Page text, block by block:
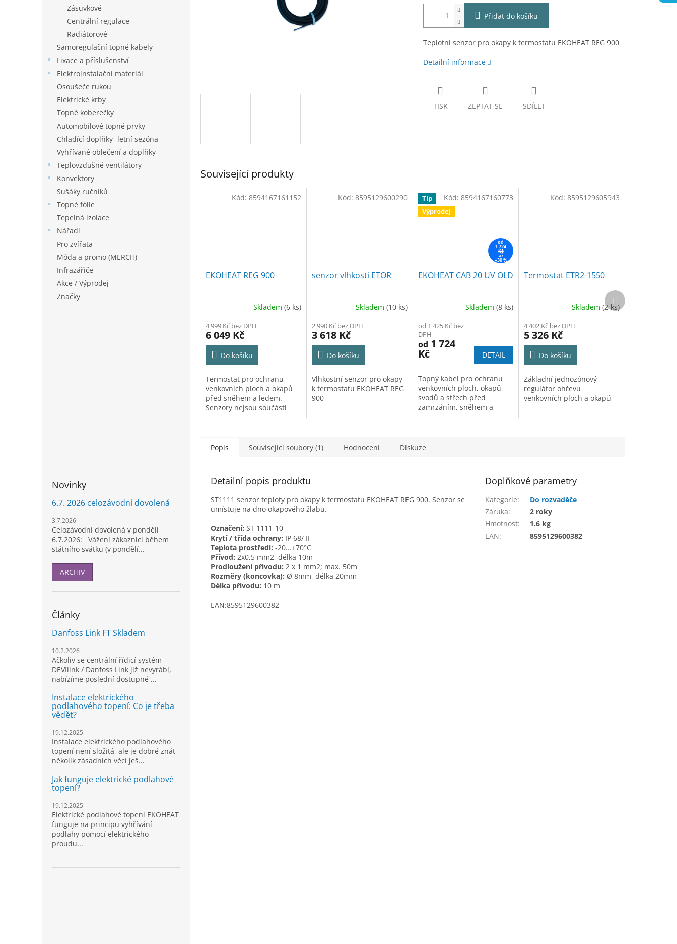
Zásuvkové
Centrální regulace
Radiátorové
Samoregulační topné kabely
Fixace a příslušenství
Elektroinstalační materiál
Osoušeče rukou
Elektrické krby
Topné koberečky
Automobilové topné prvky
Chladící doplňky- letní sezóna
Vyhřívané oblečení a doplňky
Teplovzdušné ventilátory
Konvektory
Sušáky ručníků
Topné fólie
Tepelná izolace
Nářadí
Pro zvířata
Móda a promo (MERCH)
Infrazářiče
Akce / Výprodej
Značky
Novinky
6.7. 2026 celozávodní dovolená
3.7.2026
Celozávodní dovolená v pondělí
6.7.2026: Vážení zákazníci během
státního svátku (v pondělí...
ARCHIV
Články
Danfoss Link FT Skladem
10.2.2026
Ačkoliv se centrální řídicí systém
DEVIlink / Danfoss Link již nevyrábí,
nabízíme poslední dostupné ...
Instalace elektrického
podlahového topení: Co je třeba
vědět?
19.12.2025
Instalace elektrického podlahového
topení není složitá, ale je dobré znát
několik zásadních věcí ješ...
Jak funguje elektrické podlahové
topení?
19.12.2025
Elektrické podlahové topení EKOHEAT
funguje na principu vyhřívání
podlahy pomocí elektrického
proudu...
Přidat do košíku
Teplotní senzor pro okapy k termostatu EKOHEAT REG 900
Detailní informace
TISK ZEPTAT SE SDÍLET
Související produkty
EKOHEAT REG 900
Skladem (6 ks)
4 999 Kč bez DPH
6 049 Kč
Do košíku
Termostat pro ochranu
venkovních ploch a okapů
před sněhem a ledem.
Senzory nejsou součástí
Kód: 8594167161152
senzor vlhkosti ETOR
Skladem (10 ks)
2 990 Kč bez DPH
3 618 Kč
Do košíku
Vlhkostní senzor pro okapy
k termostatu EKOHEAT REG
900
Kód: 8595129600290
Tip
Výprodej
od
1 724
Kč
až
–30 %
EKOHEAT CAB 20 UV OLD
Skladem(8 ks)
od 1 425 Kč bez
DPH
od 1 724
Kč DETAIL
Topný kabel pro ochranu
venkovních ploch, okapů,
svodů a střech před
zamrzáním, sněhem a
Kód:8594167160773
Termostat ETR2-1550
Skladem (2 ks)
4 402 Kč bez DPH
5 326 Kč
Do košíku
Základní jednozónový
regulátor ohřevu
venkovních ploch a okapů
Kód: 8595129605943
Další
produkt
Popis Související soubory (1) Hodnocení Diskuze
Detailní popis produktu
ST1111 senzor teploty pro okapy k termostatu EKOHEAT REG 900. Senzor se
umísťuje na dno okapového žlabu.
Označení: ST 1111-10
Krytí / třída ochrany: IP 68/ II
Teplota prostředí: -20...+70°C
Přívod: 2x0,5 mm2, délka 10m
Prodloužení přívodu: 2 x 1 mm2; max. 50m
Rozměry (koncovka): Ø 8mm, délka 20mm
Délka přívodu: 10 m
EAN:8595129600382
Doplňkové parametry
Kategorie:
Do rozvaděče
Záruka:
2 roky
Hmotnost:
1.6 kg
EAN: 8595129600382